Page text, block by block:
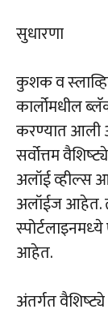
सुधारणा
कुशक व
कार्लोमधील
करण्‍यात आली
सर्वोत्तम
अलॉई
अलॉईज आहेत.
आहेत.
अंतर्गत वैशिष्‍ट्ये